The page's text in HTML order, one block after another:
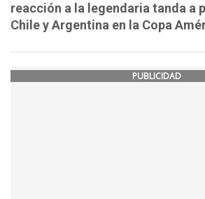
reacción a la legendaria tanda a
Chile y Argentina en la Copa
PUBLICIDAD